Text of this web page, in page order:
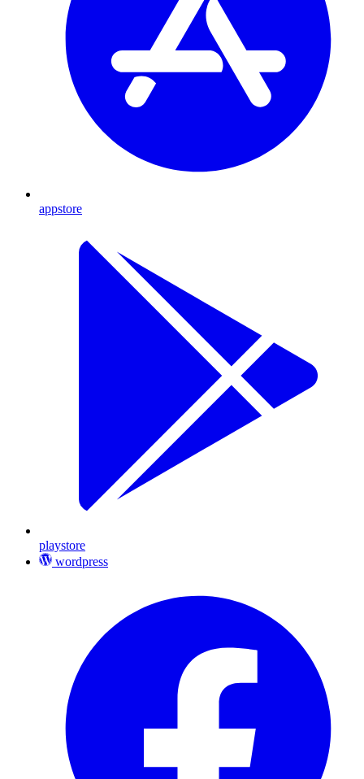
appstore
playstore
wordpress